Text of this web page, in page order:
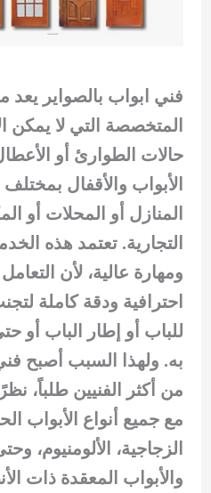
فني ابواب بالصواير
المتخصصة التي لا يمكن
حالات الطوارئ أو
الأبواب والأقفال
المنازل أو المحلات أو
التجارية. تعتمد هذه
ومهارة عالية، لأن
احترافية ودقة كاملة
للباب أو إطار الباب أو
به. ولهذا السبب أصبح
من أكثر الفنيين طلباً،
مع جميع أنواع الأبواب
الزجاجية، الألومنيوم،
والأبواب المعقدة ذات